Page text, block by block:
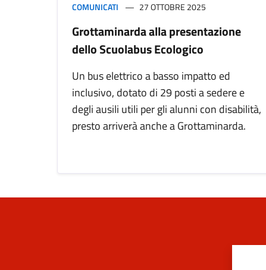
COMUNICATI 27 OTTOBRE 2025
Grottaminarda alla presentazione
dello Scuolabus Ecologico
Un bus elettrico a basso impatto ed
inclusivo, dotato di 29 posti a sedere e
degli ausili utili per gli alunni con disabilità,
presto arriverà anche a Grottaminarda.